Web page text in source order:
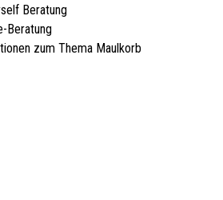
Beratung
Beratung
zum Thema Maulkorb